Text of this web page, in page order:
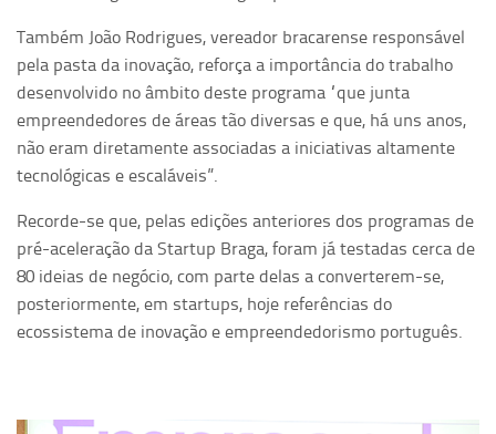
Também João Rodrigues, vereador bracarense responsável
pela pasta da inovação, reforça a importância do trabalho
desenvolvido no âmbito deste programa “que junta
empreendedores de áreas tão diversas e que, há uns anos,
não eram diretamente associadas a iniciativas altamente
tecnológicas e escaláveis”.
Recorde-se que, pelas edições anteriores dos programas de
pré-aceleração da Startup Braga, foram já testadas cerca de
80 ideias de negócio, com parte delas a converterem-se,
posteriormente, em startups, hoje referências do
ecossistema de inovação e empreendedorismo português.